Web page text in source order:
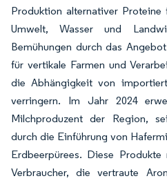
Produktion alternativer
Umwelt, Wasser und
Bemühungen durch das
für vertikale Farmen und
die Abhängigkeit von
verringern. Im Jahr 2024
Milchproduzent der Region,
durch die Einführung von
Erdbeerpürees. Diese
Verbraucher, die vertraute